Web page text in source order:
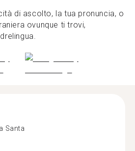
di ascolto, la tua pronuncia, o
ovunque ti trovi,
Santa